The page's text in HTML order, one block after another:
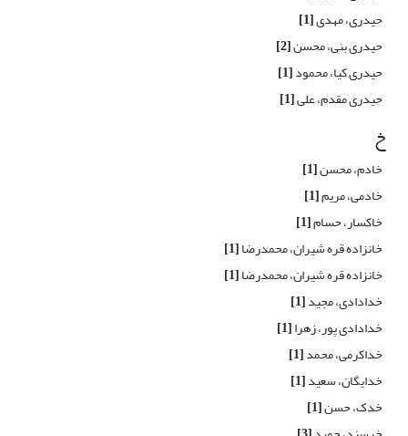
حیدری، مهدی[1]
حیدری بنی، محسن[2]
حیدری کیا، محمود[1]
حیدری مقدم، علی[1]
خ
خادم، محسن[1]
خادمی، مریم[1]
خاکسار، حسام[1]
خانزاده قره شیران، محمدرضا[1]
خانزاده قره شیران، محمدرضا[1]
خدادادی، مجید[1]
خدادادی پور، زهرا[1]
خداکرمی، محمد[1]
خدایگان، سعید[1]
خدک، حسن[1]